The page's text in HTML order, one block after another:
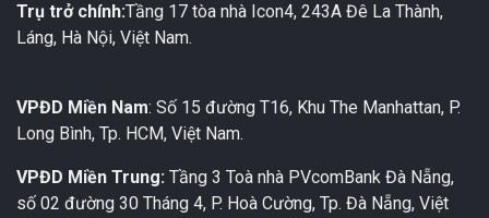
Trụ trở chính:Tầng 17 tòa nhà Icon4, 243A Đê La Thành,
Láng, Hà Nội, Việt Nam.
VPĐD Miền Nam: Số 15 đường T16, Khu The Manhattan, P.
Long Bình, Tp. HCM, Việt Nam.
VPĐD Miền Trung: Tầng 3 Toà nhà PVcomBank Đà Nẵng,
số 02 đường 30 Tháng 4, P. Hoà Cường, Tp. Đà Nẵng, Việt